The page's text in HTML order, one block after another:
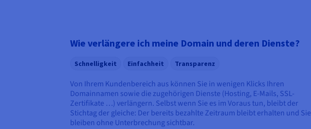
Wie verlängere ich meine Domain und deren Dienste?
Schnelligkeit Einfachheit Transparenz
Von Ihrem Kundenbereich aus können Sie in wenigen Klicks Ihren
Domainnamen sowie die zugehörigen Dienste (Hosting, E-Mails, SSL-
Zertifikate …) verlängern. Selbst wenn Sie es im Voraus tun, bleibt der
Stichtag der gleiche: Der bereits bezahlte Zeitraum bleibt erhalten und Sie
bleiben ohne Unterbrechung sichtbar.